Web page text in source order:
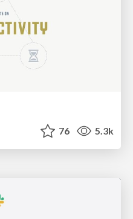
76 5.3k